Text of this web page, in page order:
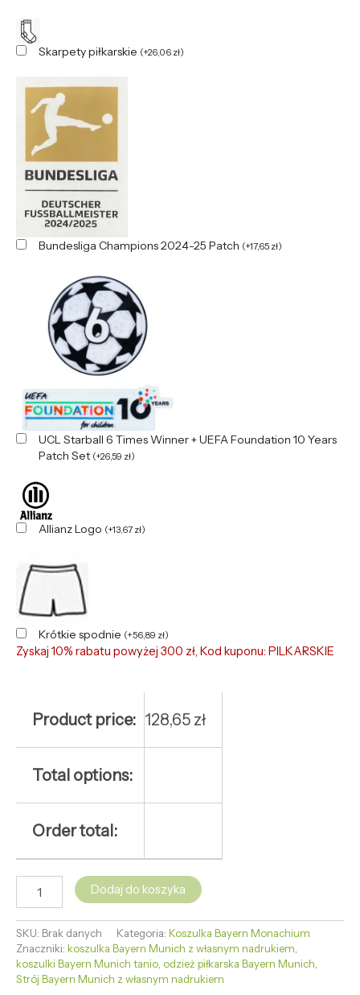
Skarpety piłkarskie (+26,06 zł)
Bundesliga Champions 2024-25 Patch (+17,65 zł)
UCL Starball 6 Times Winner + UEFA Foundation 10 Years
Patch Set (+26,59 zł)
Allianz Logo (+13,67 zł)
Krótkie spodnie (+56,89 zł)
Zyskaj 10% rabatu powyżej 300 zł, Kod kuponu: PILKARSKIE
Product price: 128,65 zł
Total options:
Order total:
Dodaj do koszyka
SKU: Brak danych Kategoria: Koszulka Bayern Monachium
Znaczniki: koszulka Bayern Munich z własnym nadrukiem,
koszulki Bayern Munich tanio, odzież piłkarska Bayern Munich,
Strój Bayern Munich z własnym nadrukiem